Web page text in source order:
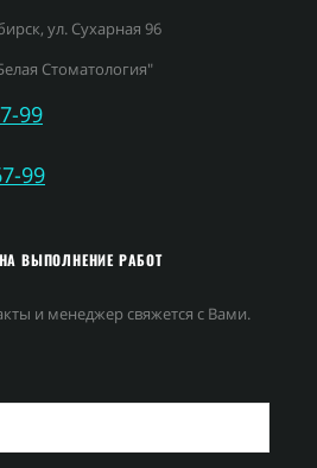
ул. Сухарная 96
Стоматология"
99
99
ВЫПОЛНЕНИЕ РАБОТ
и менеджер свяжется с Вами.